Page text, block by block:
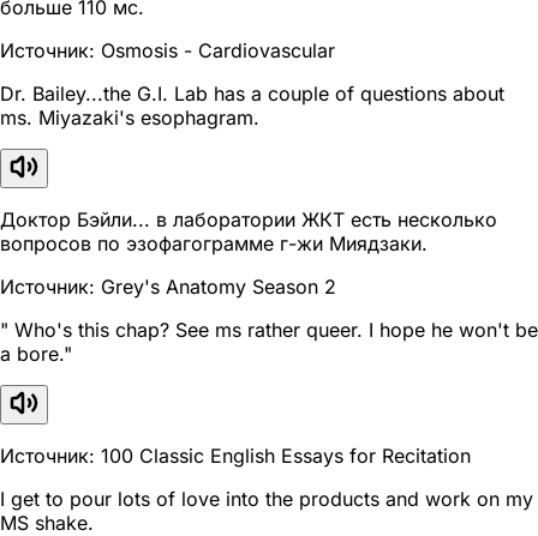
больше 110 мс.
Источник: Osmosis - Cardiovascular
Dr. Bailey...the G.I. Lab has a couple of questions about
ms. Miyazaki's esophagram.
Доктор Бэйли... в лаборатории ЖКТ есть несколько
вопросов по эзофагограмме г-жи Миядзаки.
Источник: Grey's Anatomy Season 2
" Who's this chap? See ms rather queer. I hope he won't be
a bore."
Источник: 100 Classic English Essays for Recitation
I get to pour lots of love into the products and work on my
MS shake.